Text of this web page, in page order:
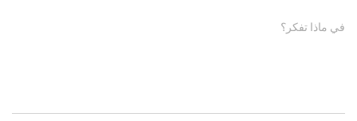
في ماذا تفكر؟